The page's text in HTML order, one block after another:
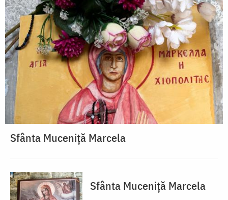
Sfânta Muceniță Marcela
Sfânta Muceniță Marcela